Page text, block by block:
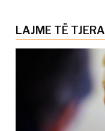
LAJME TË TJERA